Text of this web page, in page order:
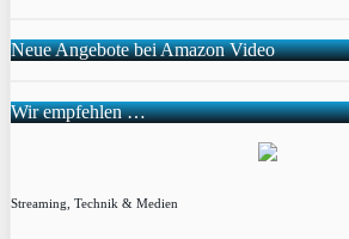
Neue Angebote bei Amazon Video
Wir empfehlen …
Streaming, Technik & Medien